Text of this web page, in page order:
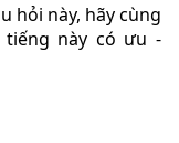
hỏi này, hãy cùng
này có ưu -